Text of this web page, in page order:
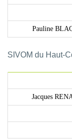
Pauline
SIVOM du Haut-
Jacques